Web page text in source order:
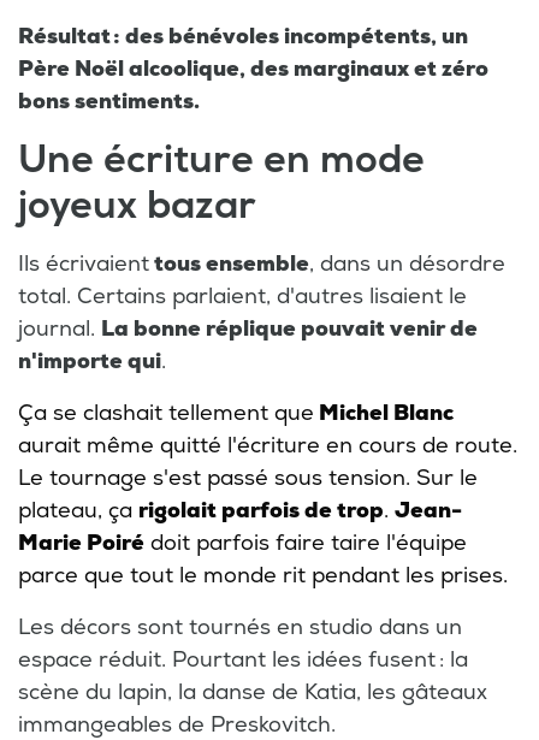
Résultat : des bénévoles incompétents, un
Père Noël alcoolique, des marginaux et zéro
bons sentiments.
Une écriture en mode
joyeux bazar
Ils écrivaienttous ensemble, dans un désordre
total. Certains parlaient, d'autres lisaient le
journal. La bonne réplique pouvait venir de
n'importe qui.
Ça se clashait tellement que Michel Blanc
aurait même quitté l'écriture en cours de route.
Le tournage s'est passé sous tension. Sur le
plateau, ça rigolait parfois de trop. Jean-
Marie Poiré doit parfois faire taire l'équipe
parce que tout le monde rit pendant les prises.
Les décors sont tournés en studio dans un
espace réduit. Pourtant les idées fusent : la
scène du lapin, la danse de Katia, les gâteaux
immangeables de Preskovitch.